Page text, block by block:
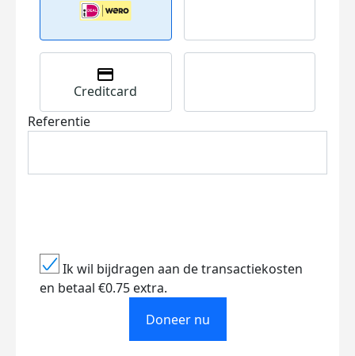
Creditcard
Referentie
Ik wil bijdragen aan de transactiekosten
en betaal €0.75 extra.
Doneer nu